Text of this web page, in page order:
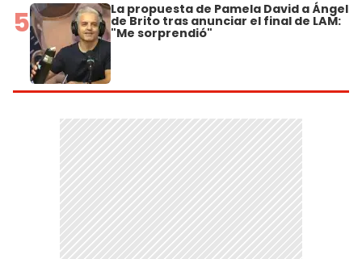
5 La propuesta de Pamela David a Ángel
de Brito tras anunciar el final de LAM:
"Me sorprendió"